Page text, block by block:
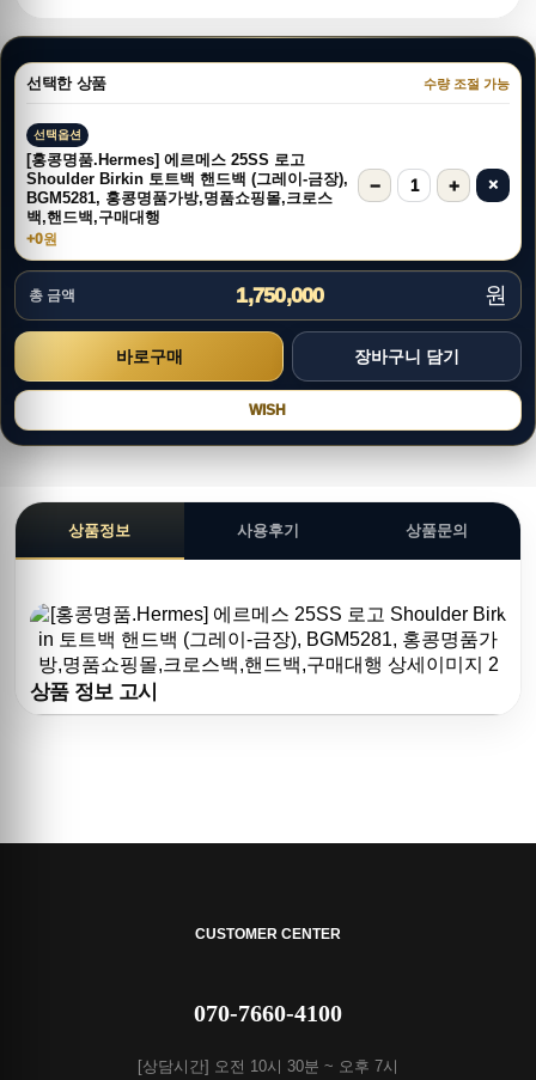
선택한 상품 수량 조절 가능
선택옵션
[홍콩명품.Hermes] 에르메스 25SS 로고
Shoulder Birkin 토트백 핸드백 (그레이-금장),
BGM5281, 홍콩명품가방,명품쇼핑몰,크로스
백,핸드백,구매대행
+0원
− 1 + ×
총 금액 1,750,000 원
WISH
상품정보 사용후기 상품문의
상품 정보 고시
CUSTOMER CENTER
070-7660-4100
[상담시간] 오전 10시 30분 ~ 오후 7시